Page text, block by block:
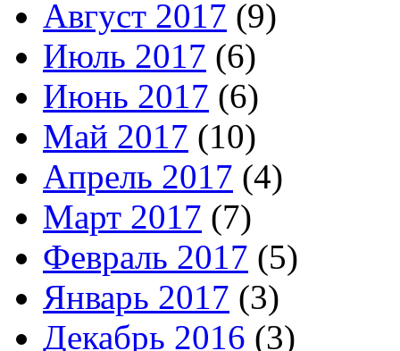
Август 2017 (9)
Июль 2017 (6)
Июнь 2017 (6)
Май 2017 (10)
Апрель 2017 (4)
Март 2017 (7)
Февраль 2017 (5)
Январь 2017 (3)
Декабрь 2016 (3)